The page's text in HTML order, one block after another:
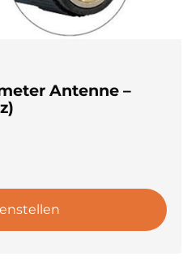
Antenne –